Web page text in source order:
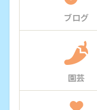
ブログ
園芸